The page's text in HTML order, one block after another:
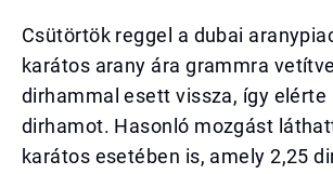
Csütörtök reggel a dubai
karátos arany ára grammra
dirhammal esett vissza, így elérte
dirhamot. Hasonló mozgást
karátos esetében is, amely 2,25